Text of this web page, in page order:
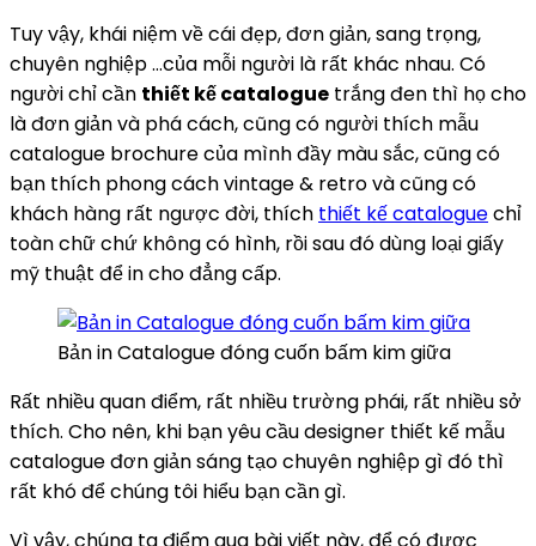
Tuy vậy, khái niệm về cái đẹp, đơn giản, sang trọng,
chuyên nghiệp …của mỗi người là rất khác nhau. Có
người chỉ cần thiết kế catalogue trắng đen thì họ cho
là đơn giản và phá cách, cũng có người thích mẫu
catalogue brochure của mình đầy màu sắc, cũng có
bạn thích phong cách vintage & retro và cũng có
khách hàng rất ngược đời, thích thiết kế cataloguechỉ
toàn chữ chứ không có hình, rồi sau đó dùng loại giấy
mỹ thuật để in cho đẳng cấp.
Bản in Catalogue đóng cuốn bấm kim giữa
Rất nhiều quan điểm, rất nhiều trường phái, rất nhiều sở
thích. Cho nên, khi bạn yêu cầu designer thiết kế mẫu
catalogue đơn giản sáng tạo chuyên nghiệp gì đó thì
rất khó để chúng tôi hiểu bạn cần gì.
Vì vậy, chúng ta điểm qua bài viết này, để có được